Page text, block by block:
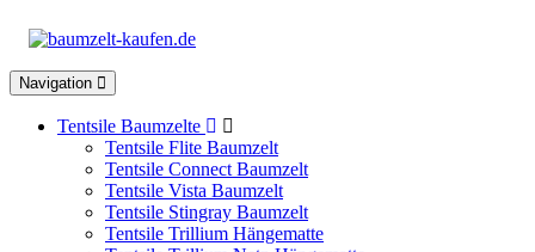
Toggle
navigation
Navigation
Tentsile Baumzelte
Tentsile Flite Baumzelt
Tentsile Connect Baumzelt
Tentsile Vista Baumzelt
Tentsile Stingray Baumzelt
Tentsile Trillium Hängematte